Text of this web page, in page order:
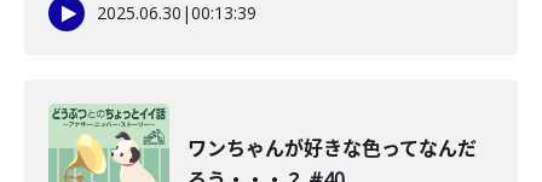
2025.06.30 |00:13:39
ワンちゃんが好きな色ってなんだ